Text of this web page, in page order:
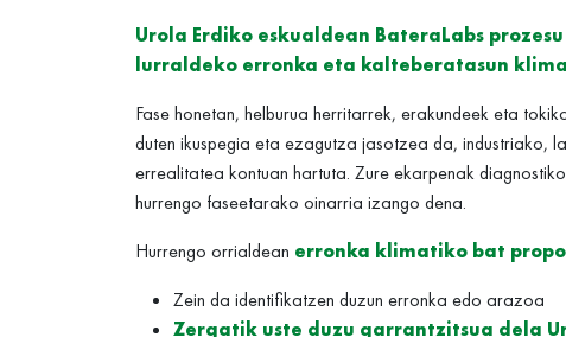
Urola Erdiko eskualdean BateraLabs
lurraldeko erronka eta kalteberatasun
Fase honetan, helburua herritarrek, erakundeek eta
duten ikuspegia eta ezagutza jasotzea da, industriako,
errealitatea kontuan hartuta. Zure ekarpenak
hurrengo faseetarako oinarria izango dena.
Hurrengo orrialdean erronka klimatiko bat
Zein da identifikatzen duzun erronka edo arazoa
Zergatik uste duzu garrantzitsua dela